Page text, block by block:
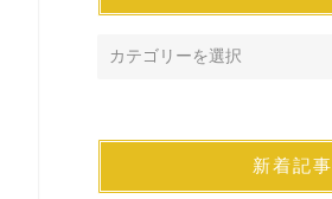
新着記事